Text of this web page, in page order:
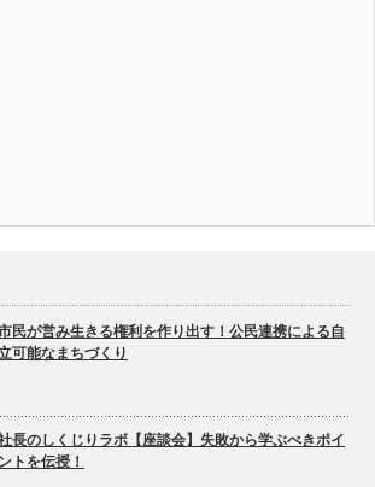
民が営み生きる権利を作り出す！公民連携による自
可能なまちづくり
長のしくじりラボ【座談会】失敗から学ぶべきポイ
ントを伝授！